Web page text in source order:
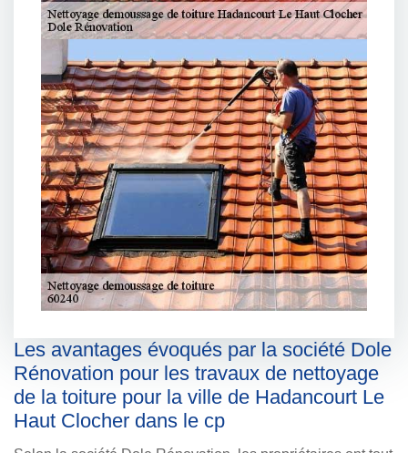
Les avantages évoqués par la société Dole
Rénovation pour les travaux de nettoyage
de la toiture pour la ville de Hadancourt Le
Haut Clocher dans le cp